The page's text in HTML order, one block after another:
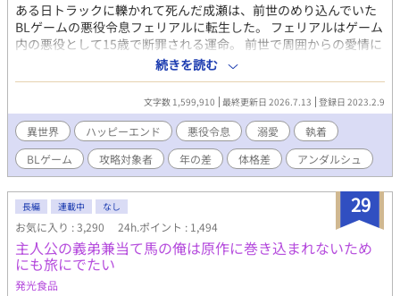
ある日トラックに轢かれて死んだ成瀬は、前世のめり込んでいた
BLゲームの悪役令息フェリアルに転生した。 フェリアルはゲーム
内の悪役として15歳で断罪される運命。 前世で周囲からの愛情に
恵まれなかった成瀬は、今世でも誰にも愛されない事実に絶望
し、転生直後にゲーム通りの人生を受け入れようと諦観する。 声
すら発さず、家族に対しても無反応を貫き人形のように接するフ
ェリアル。そんなフェリアルに周囲の過保護と溺愛は予想外に増
していき、いつの間にかゲームのシナリオとズレた展開が巻き起
こっていく。 気付けば兄達は勿論、妖艶な魔塔主や最恐の暗殺
者、次期大公に皇太子…ゲームの攻略対象者達がフェリアルに執
着するようになり…――？ 周囲の愛に疎い悪役令息の無自覚総愛
されライフ。 ※最終的に固定カプ
続きを読む
文字数 1,599,910 最終更新日 2026.7.13 登録日 2023.2.9
異世界 ハッピーエンド 悪役令息 溺愛
執着
BLゲーム
攻略対象者 年の差 体格差 アンダルシュ
29
長編 連載中 なし
お気に入り : 3,290 24h.ポイント : 1,494
主人公の義弟兼当て馬の俺は原作に巻き込まれないため
にも旅にでたい
発光食品